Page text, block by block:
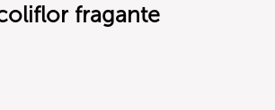
fragante